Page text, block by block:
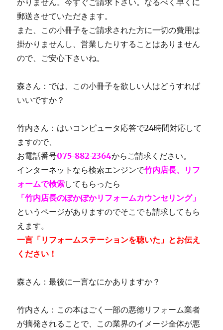
かりません。今すぐご請求下さい。なるべく早くに
郵送させていただきます。
また、この小冊子をご請求された方に一切の費用は
掛かりませんし、営業したりすることはありません
ので、ご安心下さいね。
森さん：では、この小冊子を欲しい人はどうすれば
いいですか？
竹内さん：はいコンピュータ応答で24時間対応して
ますので、
お電話番号075-882-2364からご請求ください。
インターネットなら検索エンジンで竹内店長、リフ
ォームで検索してもらったら
「竹内店長のぽかぽかリフォームカウンセリング」
というページがありますのでそこでも請求してもら
えます。
一言「リフォームステーションを聴いた」とお伝え
ください！
森さん：最後に一言なにかありますか？
竹内さん：この本はごく一部の悪徳リフォーム業者
が摘発されることで、この業界のイメージ全体が悪